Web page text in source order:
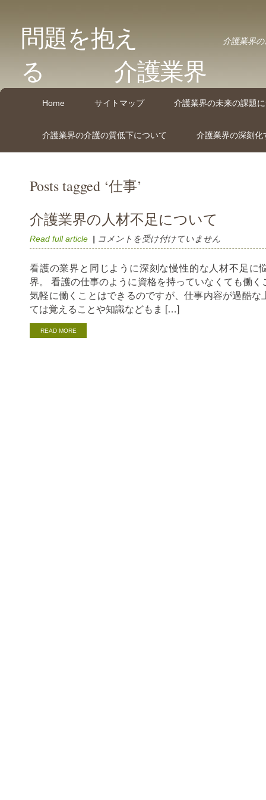
問題を抱え
る 介護業界
介護業界
Home サイトマップ 介護業界の未来の課題
介護業界の介護の質低下について 介護業界の深刻化
Posts tagged ‘仕事’
介護業界の人材不足について
Read full article |
介
護
界
の
人
材
不
コメントを受け付けていません
看護の業界と同じように深刻な慢性的な人材不足に
界。 看護の仕事のように資格を持っていなくても働く
気軽に働くことはできるのですが、仕事内容が過酷な
ては覚えることや知識などもま […]
READ MORE